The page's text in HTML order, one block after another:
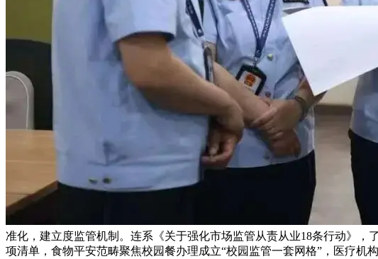
准化，建立度监管机制。连系《关于强化市场监管从责从业18条行动》
项清单，食物平安范畴聚焦校园餐办理成立“校园监管一套网格”，医疗机